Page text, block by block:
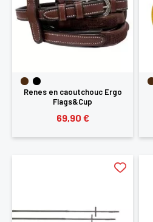
Renes en caoutchouc Ergo
Flags&Cup
69,90 €